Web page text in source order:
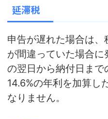
延滞税
申告が遅れた場合は
が間違っていた場合
の翌日から納付日まで
14.6%の年利を加算し
なりません。